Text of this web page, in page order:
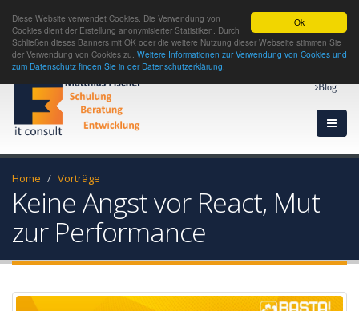
Ok
Diese Website verwendet Cookies. Die Verwendung von
Cookies dient der Erstellung anonymisierter Statistiken. Durch
Schließen dieses Banners mit OK oder die weitere Nutzung dieser Webseite stimmen Sie
der Verwendung von Cookies zu. Weitere Informationen zur Verwendung von Cookies und
zum Datenschutz finden Sie in der Datenschutzerklärung.
Blog
Home Vorträge
Keine Angst vor React, Mut
zur Performance